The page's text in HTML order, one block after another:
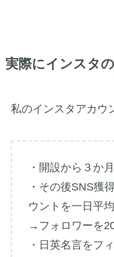
実際にインスタ
私のインスタアカウ
・開設から３か
・その後SNS獲
ウントを一日平
→フォロワーを
・日英名言をフ